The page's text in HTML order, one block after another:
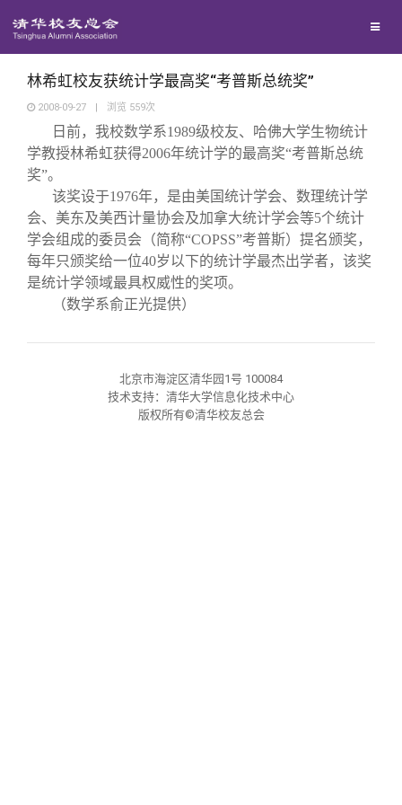
西南联大校友会
义工计划
新媒体平台
青春风采
校友文苑
校友讲坛
校友视界
校友服务
信息化服务
总会简介
关闭
林希虹校友获统计学最高奖“考普斯总统奖”
2008-09-27 | 浏览 559次
日前，我校数学系1989级校友、哈佛大学生物统计
学教授林希虹获得2006年统计学的最高奖“考普斯总统
奖”。
该奖设于1976年，是由美国统计学会、数理统计学
会、美东及美西计量协会及加拿大统计学会等5个统计
学会组成的委员会（简称“COPSS”考普斯）提名颁奖，
每年只颁奖给一位40岁以下的统计学最杰出学者，该奖
是统计学领域最具权威性的奖项。
（数学系俞正光提供）
北京市海淀区清华园1号 100084
技术支持：清华大学信息化技术中心
版权所有©清华校友总会